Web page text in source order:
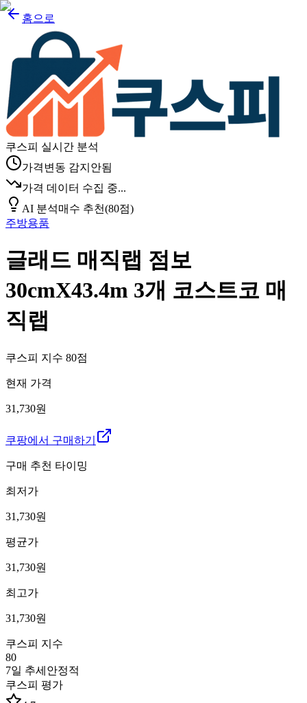
홈으로
쿠스피 실시간 분석
가격변동 감지안됨
가격 데이터 수집 중...
AI 분석매수 추천(80점)
주방용품
글래드 매직랩 점보
30cmX43.4m 3개 코스트코 매
직랩
쿠스피 지수 80점
현재 가격
31,730원
쿠팡에서 구매하기
구매 추천 타이밍
최저가
31,730원
평균가
31,730원
최고가
31,730원
쿠스피 지수
80
7일 추세 안정적
쿠스피 평가